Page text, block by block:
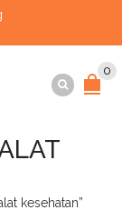
0
kesehatan”